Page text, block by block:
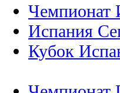
Чемпионат
Испания
Кубок